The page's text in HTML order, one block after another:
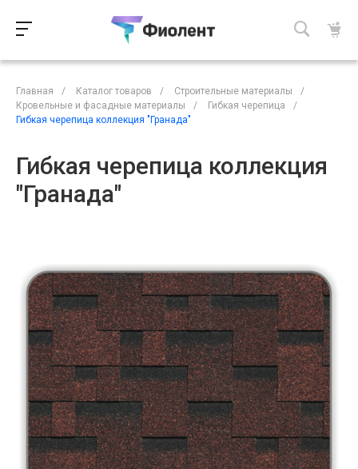
Главная / Каталог товаров / Строительные материалы
/
Кровельные и фасадные материалы
/ Гибкая черепица
/
Гибкая черепица коллекция "Гранада"
Гибкая черепица коллекция
"Гранада"